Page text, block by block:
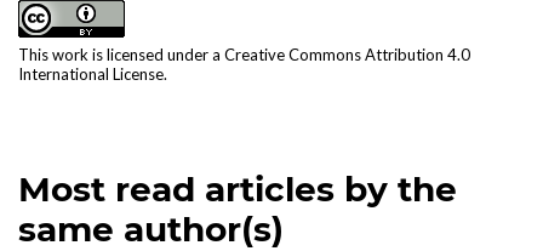
This work is licensed under a Creative Commons Attribution 4.0
International License.
Most read articles by the
same author(s)